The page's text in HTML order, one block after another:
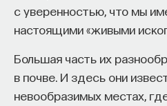
с уверенностью, что мы
настоящими «живыми
Большая часть их
в почве. И здесь они
невообразимых местах,
— Овладеете ключевыми
мышления навыками:
воспринимать
и аргументированно
зрения.